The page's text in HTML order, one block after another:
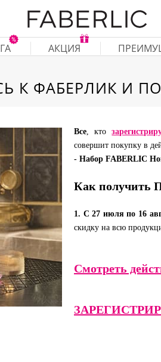
АКЦИЯ
К ФАБЕРЛИК И
Все, кто
совершит покупку в
- Набор FABERLIC
Как
1. С 27 июля по 16
скидку на всю
Смотреть